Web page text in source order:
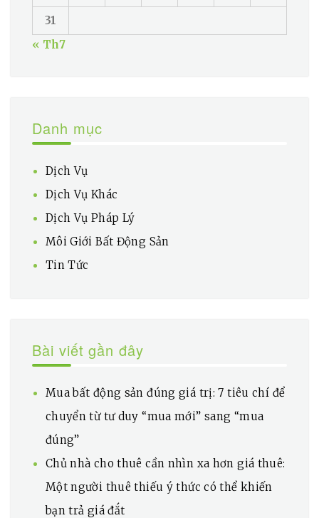
31
« Th7
Danh mục
Dịch Vụ
Dịch Vụ Khác
Dịch Vụ Pháp Lý
Môi Giới Bất Động Sản
Tin Tức
Bài viết gần đây
Mua bất động sản đúng giá trị: 7 tiêu chí để
chuyển từ tư duy “mua mới” sang “mua
đúng”
Chủ nhà cho thuê cần nhìn xa hơn giá thuê:
Một người thuê thiếu ý thức có thể khiến
bạn trả giá đắt